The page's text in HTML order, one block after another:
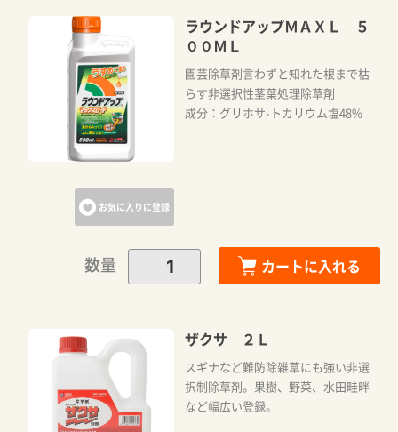
お気に入りに登録
ラウンドアップＭＡＸＬ ５
００ＭＬ
園芸除草剤言わずと知れた根まで枯
らす非選択性茎葉処理除草剤
成分：グリホサ-トカリウム塩48%
数量 カートに入れる
ザクサ ２Ｌ
スギナなど難防除雑草にも強い非選
択制除草剤。果樹、野菜、水田畦畔
など幅広い登録。